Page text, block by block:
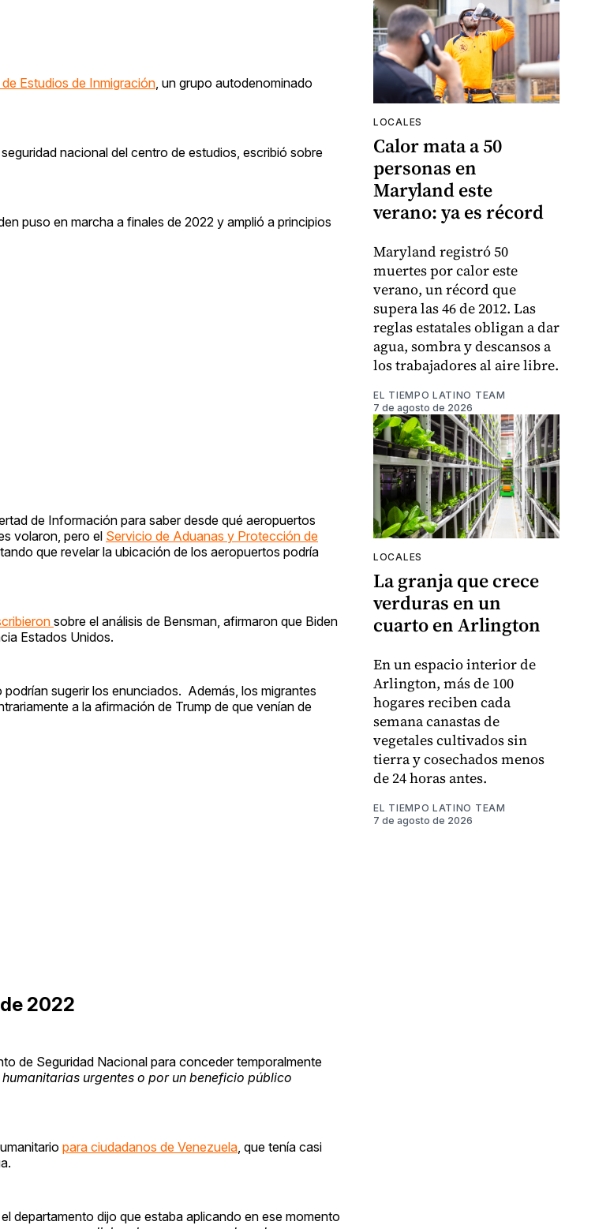
Estudios de Inmigración, un grupo autodenominado
nacional del centro de estudios, escribió sobre
puso en marcha a finales de 2022 y amplió a principios
de Información para saber desde qué aeropuertos
volaron, pero el Servicio de Aduanas y Protección de
que revelar la ubicación de los aeropuertos podría
sobre el análisis de Bensman, afirmaron que Biden
Estados Unidos.
podrían sugerir los enunciados. Además, los migrantes
a la afirmación de Trump de que venían de
2022
de Seguridad Nacional para conceder temporalmente
urgentes o por un beneficio público
para ciudadanos de Venezuela, que tenía casi
departamento dijo que estaba aplicando en ese momento
LOCALES
Calor mata a 50
personas en
Maryland este
verano: ya es récord
Maryland registró 50
muertes por calor este
verano, un récord que
supera las 46 de 2012. Las
reglas estatales obligan a dar
agua, sombra y descansos a
los trabajadores al aire libre.
EL TIEMPO LATINO TEAM
7 de agosto de 2026
LOCALES
La granja que crece
verduras en un
cuarto en Arlington
En un espacio interior de
Arlington, más de 100
hogares reciben cada
semana canastas de
vegetales cultivados sin
tierra y cosechados menos
de 24 horas antes.
EL TIEMPO LATINO TEAM
7 de agosto de 2026